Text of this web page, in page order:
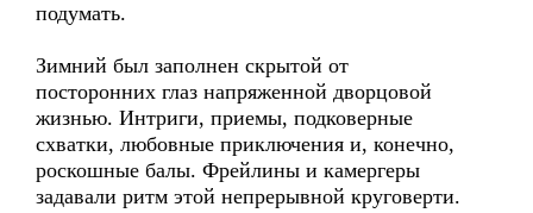
подумать.
Зимний был заполнен скрытой от
посторонних глаз напряженной дворцовой
жизнью. Интриги, приемы, подковерные
схватки, любовные приключения и, конечно,
роскошные балы. Фрейлины и камергеры
задавали ритм этой непрерывной круговерти.